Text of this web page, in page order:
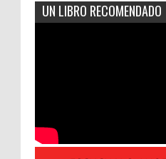
UN LIBRO RECOMENDADO